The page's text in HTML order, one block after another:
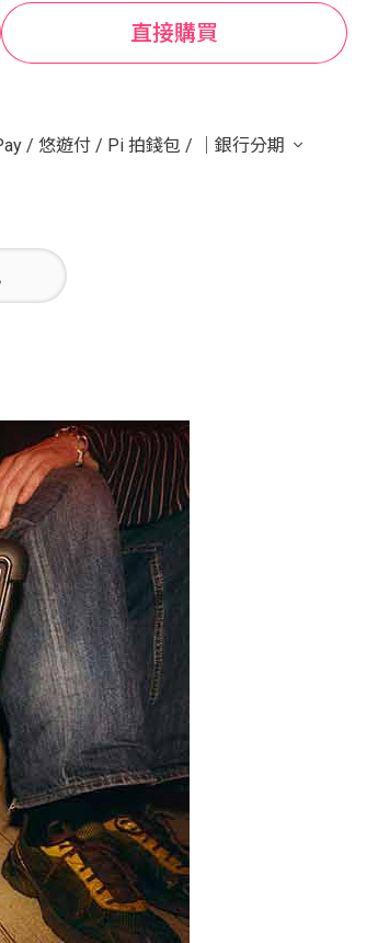
直接購買
/ 悠遊付 / Pi 拍錢包 / ｜銀行分期